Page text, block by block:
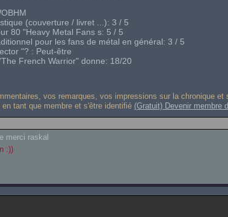
(couverture / livret ...): 3 / 5
80 "Heavy Metal Fans s: 5 / 5
pour les fans de métal en général: 3 / 5
"? : Peut-être
French Warrior" donne: 18/20
vos remarques, vos impressions sur la chronique et
tant que membre et s'être identifié (Gratuit) Devenir membre
merci raskal
:))